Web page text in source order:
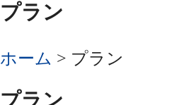
プラン
ホーム > プラン
プラン